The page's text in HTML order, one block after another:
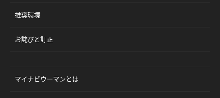
推奨環境
お詫びと訂正
マイナビウーマンとは